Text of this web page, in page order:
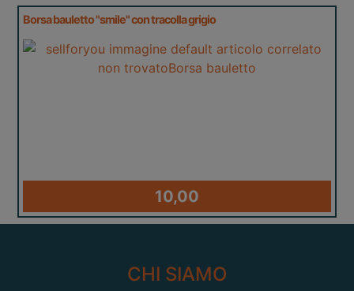
Borsa bauletto "smile" con tracolla grigio
10,00
CHI SIAMO